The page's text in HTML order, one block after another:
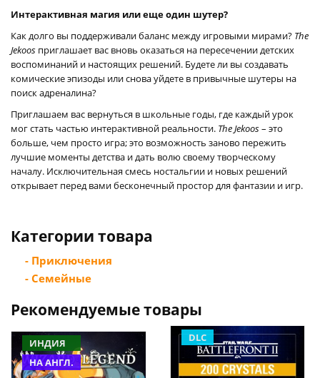
Интерактивная магия или еще один шутер?
Как долго вы поддерживали баланс между игровыми мирами? The
Jekoos приглашает вас вновь оказаться на пересечении детских
воспоминаний и настоящих решений. Будете ли вы создавать
комические эпизоды или снова уйдете в привычные шутеры на
поиск адреналина?
Приглашаем вас вернуться в школьные годы, где каждый урок
мог стать частью интерактивной реальности. The Jekoos– это
больше, чем просто игра; это возможность заново пережить
лучшие моменты детства и дать волю своему творческому
началу. Исключительная смесь ностальгии и новых решений
открывает перед вами бесконечный простор для фантазии и игр.
Категории товара
- Приключения
- Семейные
Рекомендуемые товары
ИНДИЯ
НА АНГЛ.
DLC